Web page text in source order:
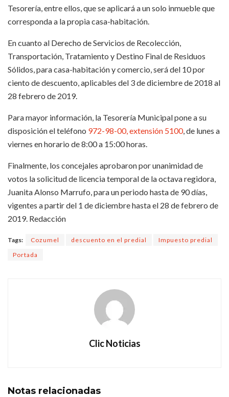
Tesorería, entre ellos, que se aplicará a un solo inmueble que
corresponda a la propia casa-habitación.
En cuanto al Derecho de Servicios de Recolección,
Transportación, Tratamiento y Destino Final de Residuos
Sólidos, para casa-habitación y comercio, será del 10 por
ciento de descuento, aplicables del 3 de diciembre de 2018 al
28 febrero de 2019.
Para mayor información, la Tesorería Municipal pone a su
disposición el teléfono 972-98-00, extensión 5100, de lunes a
viernes en horario de 8:00 a 15:00 horas.
Finalmente, los concejales aprobaron por unanimidad de
votos la solicitud de licencia temporal de la octava regidora,
Juanita Alonso Marrufo, para un periodo hasta de 90 días,
vigentes a partir del 1 de diciembre hasta el 28 de febrero de
2019. Redacción
Tags: Cozumel descuento en el predial
Impuesto predial
Portada
Clic Noticias
Notas relacionadas